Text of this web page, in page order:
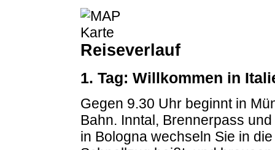
Reiseverlauf
1. Tag: Willkommen in
Gegen 9.30 Uhr beginnt in
Bahn. Inntal, Brennerpass
in Bologna wechseln Sie in